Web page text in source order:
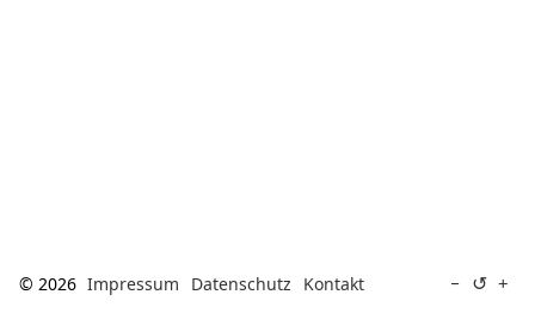
© 2026 Impressum Datenschutz Kontakt − ↺ +